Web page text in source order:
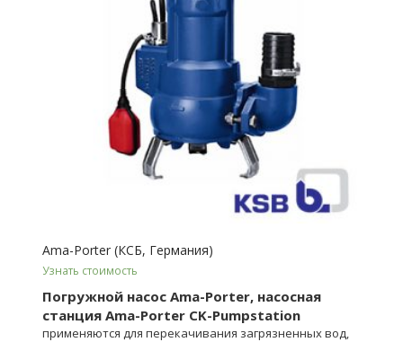
Ama-Porter (КСБ, Германия)
Узнать стоимость
Погружной насос Ama-Porter, насосная
станция Ama-Porter CK-Pumpstation
применяются для перекачивания загрязненных вод,